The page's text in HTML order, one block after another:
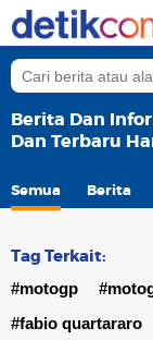
Berita Dan
Dan Terbaru
Semua Berita
Tag Terkait:
#motogp
#fabio quartararo